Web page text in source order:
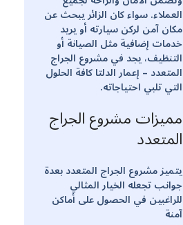
العملاء. سواء كان الزائر يبحث عن
مكان آمن لركن سيارته أو يريد
خدمات إضافية مثل الصيانة أو
التنظيف، يجد في مشروع الجراج
المتعدد – إعمار الدلتا كافة الحلول
التي تلبي احتياجاته.
مميزات مشروع الجراج
المتعدد
يتميز مشروع الجراج المتعدد بعدة
جوانب تجعله الخيار المثالي
للراغبين في الحصول على أماكن
آمنة